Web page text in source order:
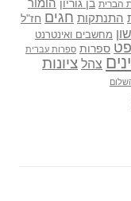
הברית בן גוריון הומור
התנתקות חגים חז"ל
מחשבים ואינטרנט
ספרות ספרות עברית
צהל ציונות